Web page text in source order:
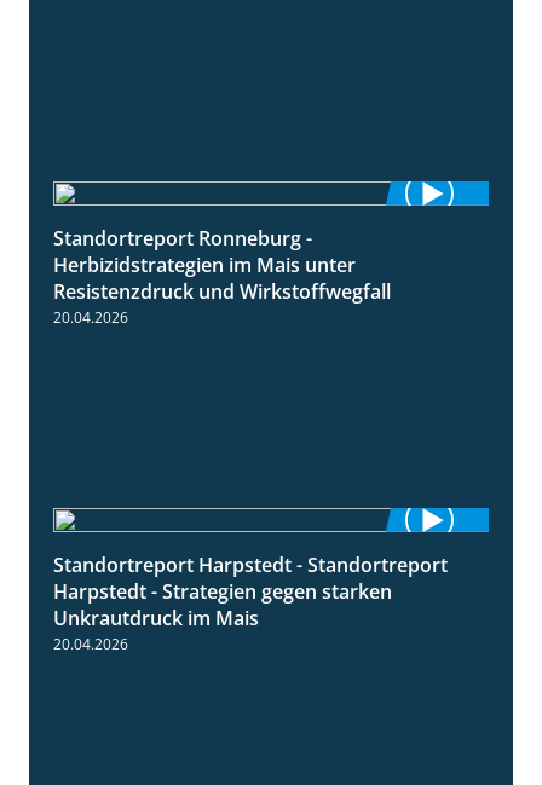
Standortreport Ronneburg -
Herbizidstrategien im Mais unter
Resistenzdruck und Wirkstoffwegfall
20.04.2026
9:11
Standortreport Harpstedt - Standortreport
Harpstedt - Strategien gegen starken
Unkrautdruck im Mais
20.04.2026